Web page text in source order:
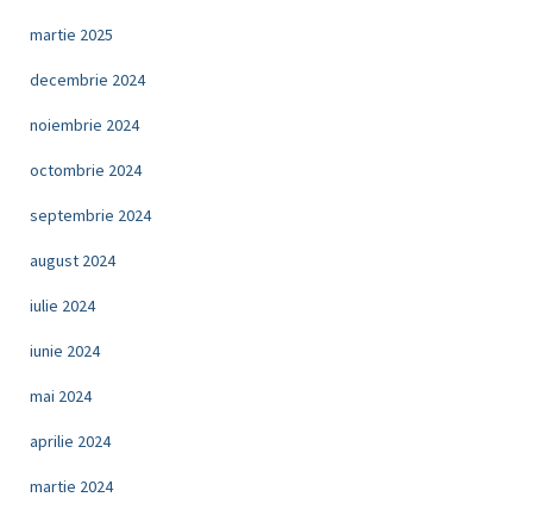
martie 2025
decembrie 2024
noiembrie 2024
octombrie 2024
septembrie 2024
august 2024
iulie 2024
iunie 2024
mai 2024
aprilie 2024
martie 2024